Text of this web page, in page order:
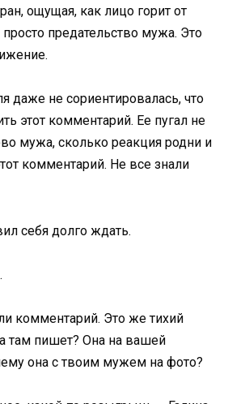
ощущая, как лицо горит от
предательство мужа. Это
даже не сориентировалась, что
этот комментарий. Ее пугал не
мужа, сколько реакция родни и
комментарий. Не все знали
себя долго ждать.
комментарий. Это же тихий
там пишет? Она на вашей
она с твоим мужем на фото?